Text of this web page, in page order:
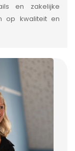
en zakelijke
op kwaliteit en